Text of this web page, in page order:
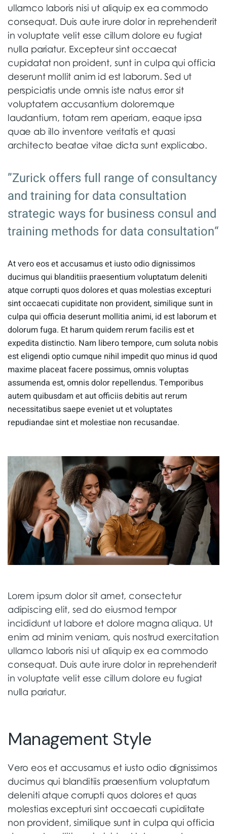
ullamco laboris nisi ut aliquip ex ea commodo
consequat. Duis aute irure dolor in reprehenderit
in voluptate velit esse cillum dolore eu fugiat
nulla pariatur. Excepteur sint occaecat
cupidatat non proident, sunt in culpa qui officia
deserunt mollit anim id est laborum. Sed ut
perspiciatis unde omnis iste natus error sit
voluptatem accusantium doloremque
laudantium, totam rem aperiam, eaque ipsa
quae ab illo inventore veritatis et quasi
architecto beatae vitae dicta sunt explicabo.
”Zurick offers full range of consultancy
and training for data consultation
strategic ways for business consul and
training methods for data consultation“
At vero eos et accusamus et iusto odio dignissimos
ducimus qui blanditiis praesentium voluptatum deleniti
atque corrupti quos dolores et quas molestias excepturi
sint occaecati cupiditate non provident, similique sunt in
culpa qui officia deserunt mollitia animi, id est laborum et
dolorum fuga. Et harum quidem rerum facilis est et
expedita distinctio. Nam libero tempore, cum soluta nobis
est eligendi optio cumque nihil impedit quo minus id quod
maxime placeat facere possimus, omnis voluptas
assumenda est, omnis dolor repellendus. Temporibus
autem quibusdam et aut officiis debitis aut rerum
necessitatibus saepe eveniet ut et voluptates
repudiandae sint et molestiae non recusandae.
Lorem ipsum dolor sit amet, consectetur
adipiscing elit, sed do eiusmod tempor
incididunt ut labore et dolore magna aliqua. Ut
enim ad minim veniam, quis nostrud exercitation
ullamco laboris nisi ut aliquip ex ea commodo
consequat. Duis aute irure dolor in reprehenderit
in voluptate velit esse cillum dolore eu fugiat
nulla pariatur.
Management Style
Vero eos et accusamus et iusto odio dignissimos
ducimus qui blanditiis praesentium voluptatum
deleniti atque corrupti quos dolores et quas
molestias excepturi sint occaecati cupiditate
non provident, similique sunt in culpa qui officia